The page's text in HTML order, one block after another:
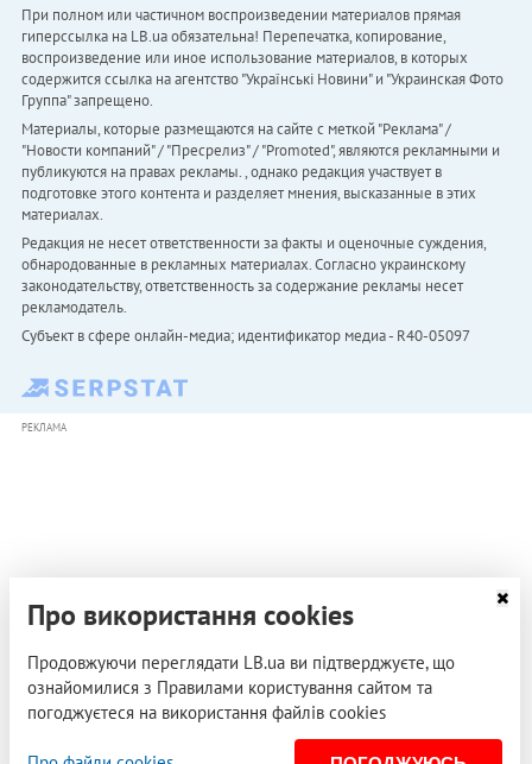
При полном или частичном воспроизведении материалов прямая
гиперссылка на LB.ua обязательна! Перепечатка, копирование,
воспроизведение или иное использование материалов, в которых
содержится ссылка на агентство "Українськi Новини" и "Украинская Фото
Группа" запрещено.
Материалы, которые размещаются на сайте с меткой "Реклама" /
"Новости компаний" / "Пресрелиз" / "Promoted", являются рекламными и
публикуются на правах рекламы. , однако редакция участвует в
подготовке этого контента и разделяет мнения, высказанные в этих
материалах.
Редакция не несет ответственности за факты и оценочные суждения,
обнародованные в рекламных материалах. Согласно украинскому
законодательству, ответственность за содержание рекламы несет
рекламодатель.
Субъект в сфере онлайн-медиа; идентификатор медиа - R40-05097
РЕКЛАМА
Про використання cookies
Продовжуючи переглядати LB.ua ви підтверджуєте, що
ознайомилися з Правилами користування сайтом та
погоджуєтеся на використання файлів cookies